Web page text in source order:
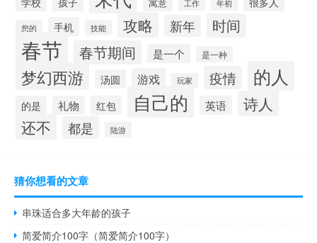
工作 年初
您的 手机 技能 攻略 新年 时间
春节 春节期间 是一个 是一种
梦幻西游 汤圆 游戏 玩家 疫情 的人
的是 礼物 红包 自己的 英语
诗人
还不
都是 陆游
猜你想看的文章
串珠适合多大年龄的孩子
简爱简介100字（简爱简介100字）